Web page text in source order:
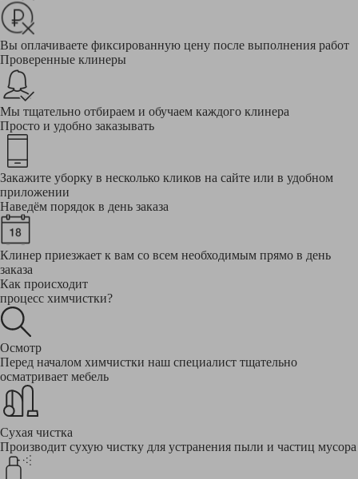
Вы оплачиваете фиксированную цену после выполнения работ
Проверенные клинеры
Мы тщательно отбираем и обучаем каждого клинера
Просто и удобно заказывать
Закажите уборку в несколько кликов на сайте или в удобном
приложении
Наведём порядок в день заказа
Клинер приезжает к вам со всем необходимым прямо в день
заказа
Как происходит
процесс химчистки?
Осмотр
Перед началом химчистки наш специалист тщательно
осматривает мебель
Сухая чистка
Производит сухую чистку для устранения пыли и частиц мусора